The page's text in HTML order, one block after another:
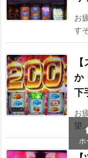
お
す
か
下
お
望
ホ